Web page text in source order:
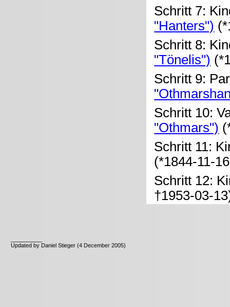
Schritt 7:
"Hanters")
Schritt 8:
"Tönelis")
Schritt 9:
Schritt 10:
"Othmars")
Schritt 11:
(*1844-11-
Schritt 12:
†1953-03-
Updated by Daniel Stieger (4 December 2005)